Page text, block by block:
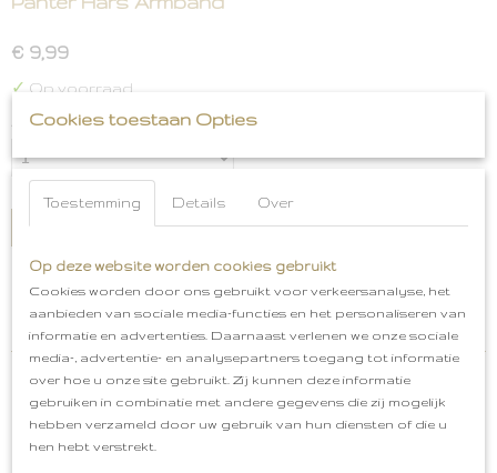
€ 9,99
✓ Op voorraad
Aantal
IN WINKELWAGEN
Omschrijving
Panter Hars Armband
Cookies toestaan Opties
Toestemming Details Over
Op deze website worden cookies gebruikt
Cookies worden door ons gebruikt voor verkeersanalyse, het
aanbieden van sociale media-functies en het personaliseren van
informatie en advertenties. Daarnaast verlenen we onze sociale
media-, advertentie- en analysepartners toegang tot informatie
over hoe u onze site gebruikt. Zij kunnen deze informatie
gebruiken in combinatie met andere gegevens die zij mogelijk
hebben verzameld door uw gebruik van hun diensten of die u
hen hebt verstrekt.